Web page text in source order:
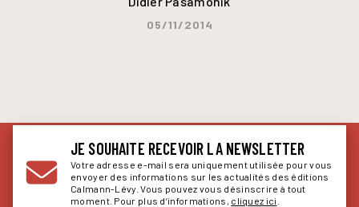
05/11/2014
JE SOUHAITE RECEVOIR LA NEWSLETTER
Votre adresse e-mail sera uniquement utilisée pour vous
envoyer des informations sur les actualités des éditions
Calmann-Lévy. Vous pouvez vous désinscrire à tout
moment. Pour plus d’informations, cliquez ici